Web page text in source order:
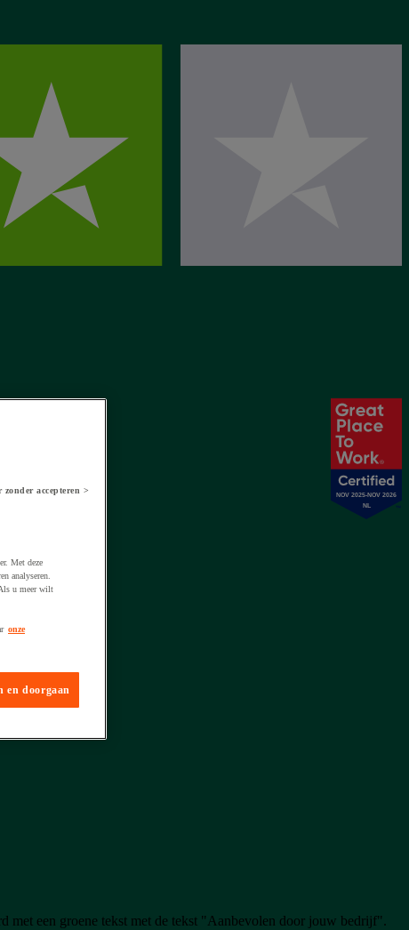
met een groene tekst met de tekst "Aanbevolen door jouw bedrijf".
NOV 2025-NOV 2026
NL
zonder accepteren >
Met deze
analyseren.
u meer wilt
onze
en doorgaan